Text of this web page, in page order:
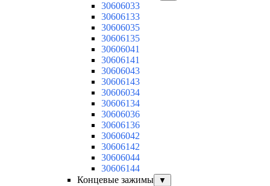
30606033
30606133
30606035
30606135
30606041
30606141
30606043
30606143
30606034
30606134
30606036
30606136
30606042
30606142
30606044
30606144
Концевые зажимы
▼